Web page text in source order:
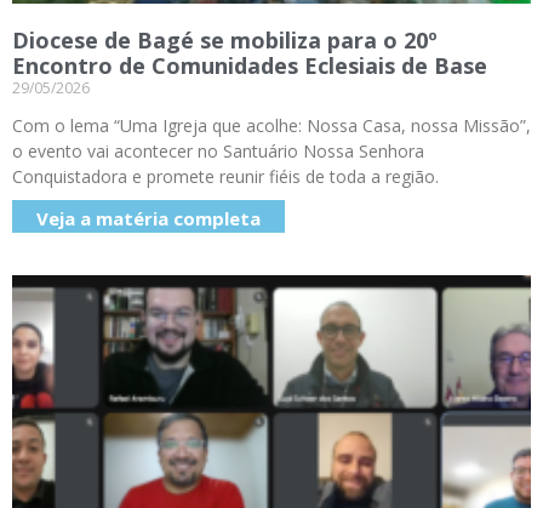
Diocese de Bagé se mobiliza para o 20º
Encontro de Comunidades Eclesiais de Base
29/05/2026
Com o lema “Uma Igreja que acolhe: Nossa Casa, nossa Missão”,
o evento vai acontecer no Santuário Nossa Senhora
Conquistadora e promete reunir fiéis de toda a região.
Veja a matéria completa